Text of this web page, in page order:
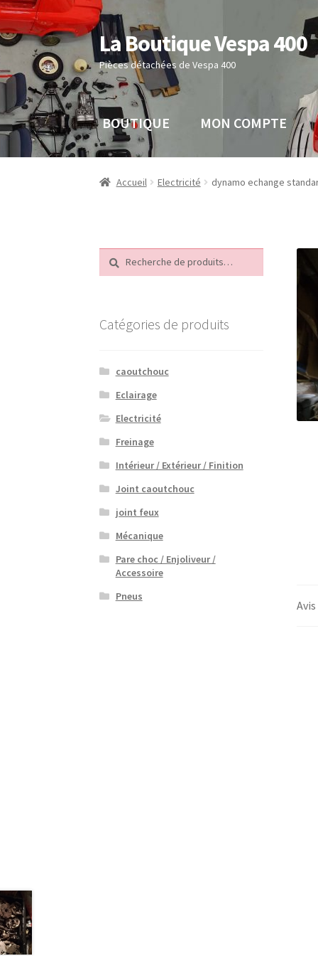
Aller
à
la
navigation
Aller
au
contenu
La Boutique Vespa 400
Pièces détachées de Vespa 400
BOUTIQUE MON COMPTE
Accueil Boutique Mon compte Panier
Accueil Electricité dynamo echange
Recherche
pour :
Recherche
Catégories de produits
caoutchouc
Eclairage
Electricité
Freinage
Intérieur / Extérieur / Finition
Joint caoutchouc
joint feux
Mécanique
Pare choc / Enjoliveur /
Accessoire
Pneus